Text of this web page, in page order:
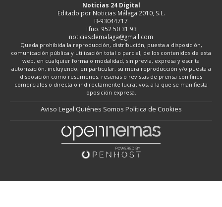
Noticias 24 Digital
Editado por Noticias Málaga 2010, S.L.
B-93044717
Tfno. 952 50 31 93
noticiasdemalaga@gmail.com
Queda prohibida la reproducción, distribución, puesta a disposición,
comunicación pública y utilización total o parcial, de los contenidos de esta
web, en cualquier forma o modalidad, sin previa, expresa y escrita
autorización, incluyendo, en particular, su mera reproducción y/o puesta a
disposición como resúmenes, reseñas o revistas de prensa con fines
comerciales o directa o indirectamente lucrativos, a la que se manifiesta
oposición expresa.
Aviso Legal Quiénes Somos Política de Cookies